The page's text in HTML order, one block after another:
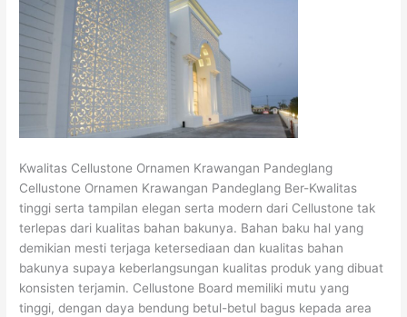
Kwalitas Cellustone Ornamen Krawangan Pandeglang
Cellustone Ornamen Krawangan Pandeglang Ber-Kwalitas
tinggi serta tampilan elegan serta modern dari Cellustone tak
terlepas dari kualitas bahan bakunya. Bahan baku hal yang
demikian mesti terjaga ketersediaan dan kualitas bahan
bakunya supaya keberlangsungan kualitas produk yang dibuat
konsisten terjamin. Cellustone Board memiliki mutu yang
tinggi, dengan daya bendung betul-betul bagus kepada area